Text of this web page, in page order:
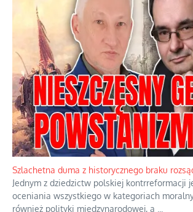
Ekspresowy kurs zbawienia z rodzinną
Dramatyczne skutki skrajnej nadgorliwości we